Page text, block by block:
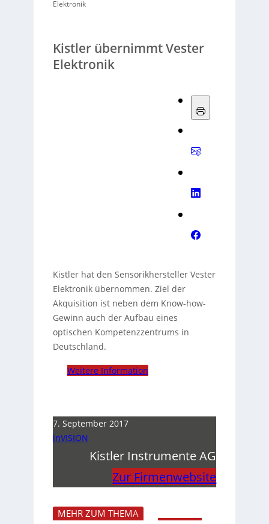
Elektronik
Kistler übernimmt Vester
Elektronik
Kistler hat den Sensorikhersteller Vester
Elektronik übernommen. Ziel der
Akquisition ist neben dem Know-how-
Gewinn auch der Aufbau eines
optischen Kompetenzzentrums in
Deutschland.
Weitere Information
7. September 2017
inVISION
Kistler Instrumente AG
Zur Firmenwebsite
MEHR ZUM THEMA